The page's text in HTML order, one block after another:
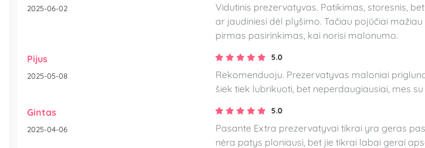
2025-06-02
Vidutinis prezervatyvas. Patikimas, storesnis,
ar jaudiniesi dėl plyšimo. Tačiau pojūčiai
pirmas pasirinkimas, kai norisi malonumo.
Pijus
2025-05-08
5.0
Rekomenduoju. Prezervatyvas maloniai
šiek tiek lubrikuoti, bet neperdaugiausiai, mes
Gintas
2025-04-06
5.0
Pasante Extra prezervatyvai tikrai yra geras
nėra patys ploniausi, bet jie tikrai labai gerai